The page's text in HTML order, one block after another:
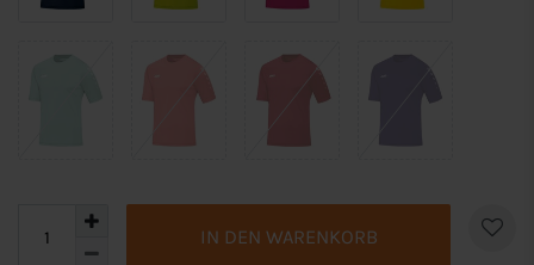
IN DEN WARENKORB